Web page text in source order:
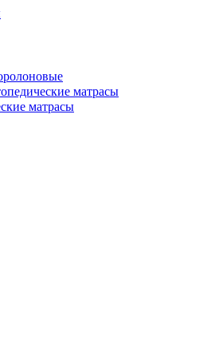
матрасы
матрасы